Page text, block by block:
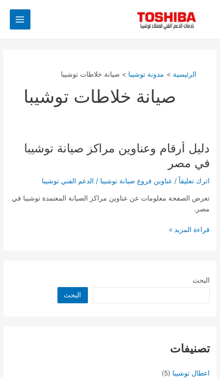
Main
الرئيسية مدونة توشيبا صيانة خلاطات توشيبا
صيانة خلاطات توشيبا
دليل أرقام وعناوين مراكز صيانة توشيبا
في مصر
اترك تعليقاً / عناوين فروع صيانة توشيبا / الدعم الفني توشيبا
تعرض الصفحة معلومات عن عناوين مراكز الصيانة المعتمدة توشيبا في
مصر.
دليل
أرقام
وعناوين
مراكز
توشيبا
في
قراءة المزيد »
البحث
البحث
تصنيفات
اعطال توشيبا (5)